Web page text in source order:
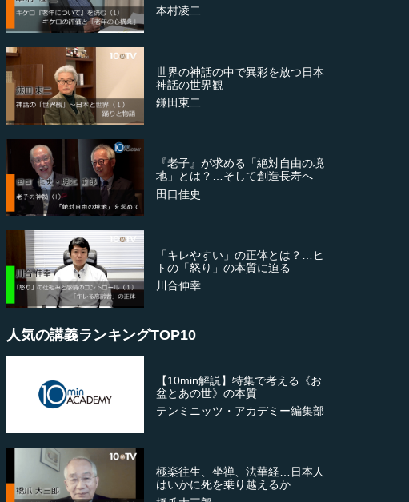
本村凌二
世界の神話の中で異彩を放つ日本
神話の世界観
鎌田東二
『老子』が求める「絶対自由の境
地」とは？…そして創造長寿へ
田口佳史
「キレやすい」の正体とは？…ヒ
トの「怒り」の本質に迫る
川合伸幸
人気の講義ランキングTOP10
【10min解説】特集で考える《お
盆とあの世》の本質
テンミニッツ・アカデミー編集部
極楽往生、坐禅、法華経…日本人
はいかに死を乗り越えるか